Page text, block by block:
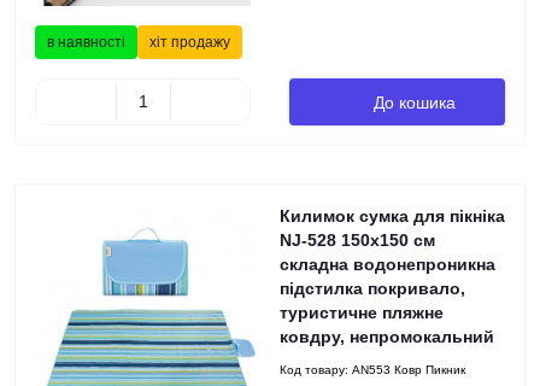
в наявності хіт продажу
До кошика
Килимок сумка для пікніка
NJ-528 150х150 см
складна водонепроникна
підстилка покривало,
туристичне пляжне
ковдру, непромокальний
Код товару: AN553 Ковр Пикник